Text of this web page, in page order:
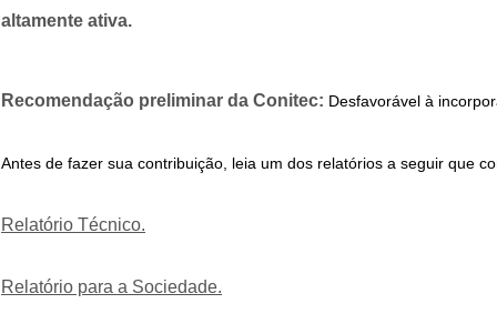
altamente ativa.
Recomendação preliminar da Conitec: Desfavorável à
Antes de fazer sua contribuição, leia um dos relatórios a seguir que
Relatório Técnico.
Relatório para a Sociedade.